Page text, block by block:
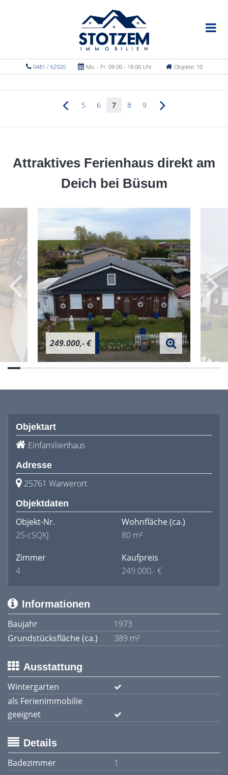
0481 / 62920 Mo. - Fr. 09.00 - 18.00 Uhr Objekte: 10
5 6 7 8 9
Attraktives Ferienhaus direkt am
Deich bei Büsum
249.000,- €
Objektart
Einfamilienhaus
Adresse
25761 Warwerort
Objektdaten
Objekt-Nr.
25-cSQKJ
Wohnfläche(ca.)
80 m²
Zimmer
4
Kaufpreis
249.000,- €
Informationen
Baujahr
1973
Grundstücksfläche (ca.)
389 m²
Ausstattung
Wintergarten
als Ferienimmobilie
geeignet
Details
Badezimmer
1